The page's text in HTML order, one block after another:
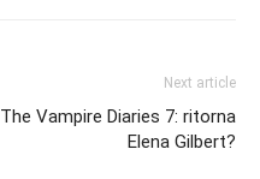
Next article
The Vampire Diaries 7: ritorna
Elena Gilbert?